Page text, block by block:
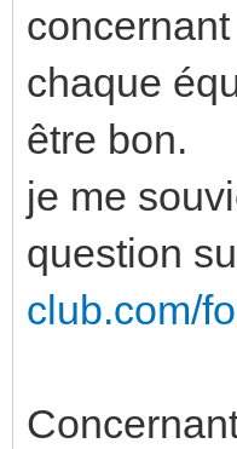
chaque
être bon.
je me
question
club.com/